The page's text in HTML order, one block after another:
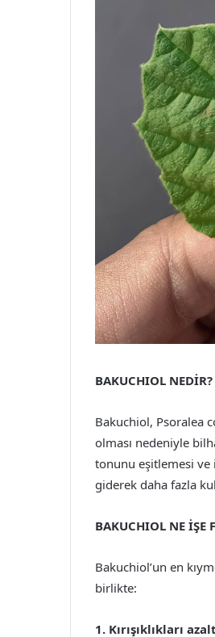
BAKUCHIOL NEDİR?
Bakuchiol, Psoralea
olması nedeniyle
tonunu eşitlemesi ve
giderek daha fazla
BAKUCHIOL NE İŞE
Bakuchiol’un en
birlikte:
1. Kırışıklıkları